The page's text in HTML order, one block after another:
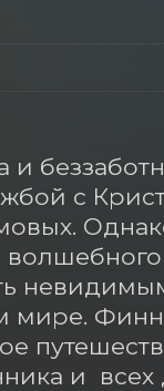
с
мире.
и